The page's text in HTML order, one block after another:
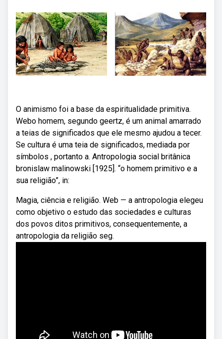
O animismo foi a base da espiritualidade primitiva.
Webo homem, segundo geertz, é um animal amarrado
a teias de significados que ele mesmo ajudou a tecer.
Se cultura é uma teia de significados, mediada por
símbolos , portanto a. Antropologia social britânica
bronislaw malinowski [1925]. “o homem primitivo e a
sua religião”, in:
Magia, ciência e religião. Web — a antropologia elegeu
como objetivo o estudo das sociedades e culturas
dos povos ditos primitivos, consequentemente, a
antropologia da religião seg.